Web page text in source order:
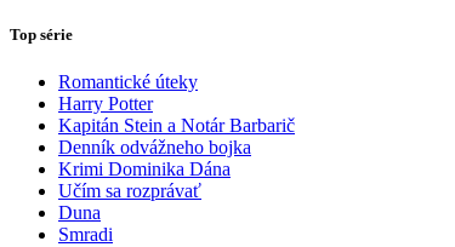
Top série
Romantické úteky
Harry Potter
Kapitán Stein a Notár Barbarič
Denník odvážneho bojka
Krimi Dominika Dána
Učím sa rozprávať
Duna
Smradi